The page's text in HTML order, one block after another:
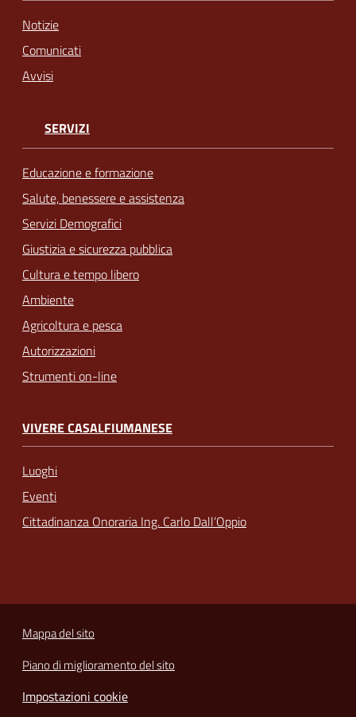
Notizie
Comunicati
Avvisi
SERVIZI
Educazione e formazione
Salute, benessere e assistenza
Servizi Demografici
Giustizia e sicurezza pubblica
Cultura e tempo libero
Ambiente
Agricoltura e pesca
Autorizzazioni
Strumenti on-line
VIVERE CASALFIUMANESE
Luoghi
Eventi
Cittadinanza Onoraria Ing. Carlo Dall’Oppio
Mappa del sito
Piano di miglioramento del sito
Impostazioni cookie